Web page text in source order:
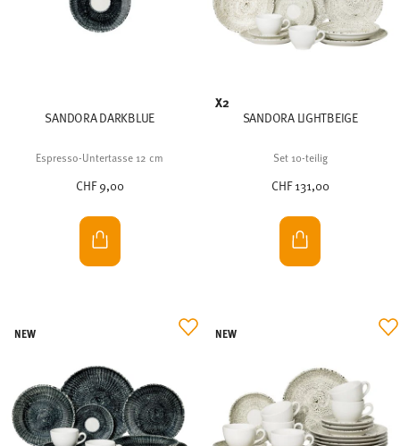
SANDORA DARKBLUE
Espresso-Untertasse 12 cm
CHF 9,00
X2
SANDORA LIGHTBEIGE
Set 10-teilig
CHF 131,00
NEW NEW